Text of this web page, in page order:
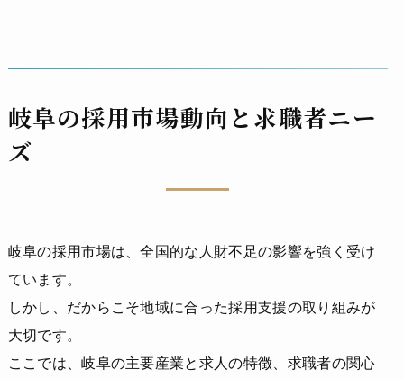
岐阜の採用市場動向と求職者ニー
ズ
岐阜の採用市場は、全国的な人財不足の影響を強く受け
ています。
しかし、だからこそ地域に合った採用支援の取り組みが
大切です。
ここでは、岐阜の主要産業と求人の特徴、求職者の関心